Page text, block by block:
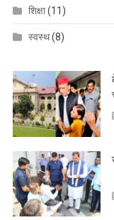
शिक्षा(11)
स्वस्थ(8)